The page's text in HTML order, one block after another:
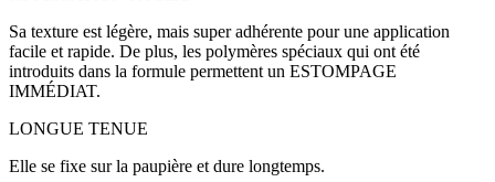
Sa texture est légère, mais super adhérente pour une application
facile et rapide. De plus, les polymères spéciaux qui ont été
introduits dans la formule permettent un ESTOMPAGE
IMMÉDIAT.
LONGUE TENUE
Elle se fixe sur la paupière et dure longtemps.